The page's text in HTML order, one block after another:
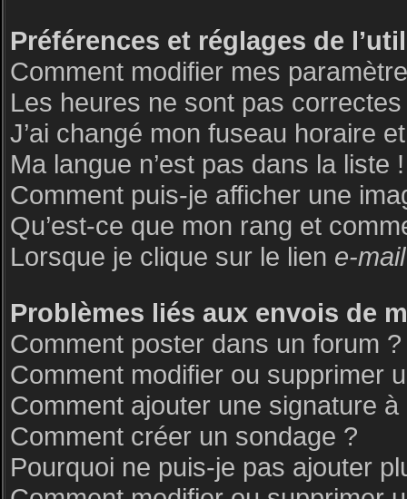
Préférences et réglages de
Comment modifier mes
Les heures ne sont pas correctes
J’ai changé mon fuseau horaire
Ma langue n’est pas dans la liste !
Comment puis-je afficher une
Qu’est-ce que mon rang et
Lorsque je clique sur le lien e-mail
Problèmes liés aux envois de
Comment poster dans un forum ?
Comment modifier ou supprimer
Comment ajouter une signature
Comment créer un sondage ?
Pourquoi ne puis-je pas ajouter